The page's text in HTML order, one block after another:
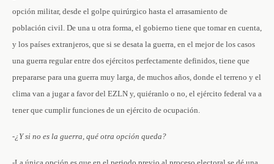
opción militar, desde el golpe quirúrgico hasta el arrasamiento de
población civil. De una u otra forma, el gobierno tiene que tomar en cuenta,
y los países extranjeros, que si se desata la guerra, en el mejor de los casos
una guerra regular entre dos ejércitos perfectamente definidos, tiene que
prepararse para una guerra muy larga, de muchos años, donde el terreno y el
clima van a jugar a favor del EZLN y, quiéranlo o no, el ejército federal va a
tener que cumplir funciones de un ejército de ocupación.
-¿Y si no es la guerra, qué otra opción queda?